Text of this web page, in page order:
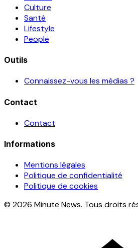
Culture
Santé
Lifestyle
People
Outils
Connaissez-vous les médias ?
Contact
Contact
Informations
Mentions légales
Politique de confidentialité
Politique de cookies
© 2026 Minute News. Tous droits